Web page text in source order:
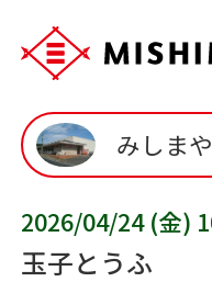
みしま
2026/04/24 (金)
玉子とうふ